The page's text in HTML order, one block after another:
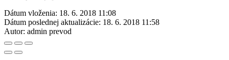
Dátum vloženia: 18. 6. 2018 11:08
Dátum poslednej aktualizácie: 18. 6. 2018 11:58
Autor: admin prevod